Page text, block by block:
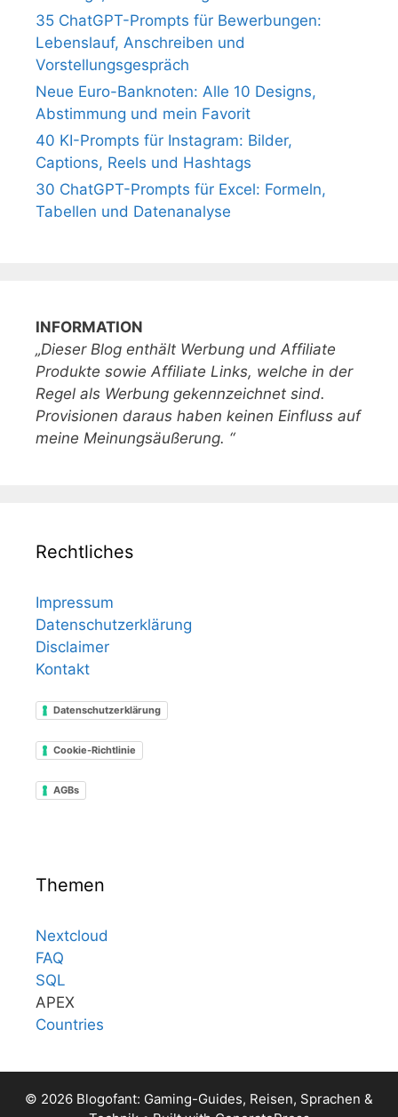
35 ChatGPT-Prompts für Bewerbungen:
Lebenslauf, Anschreiben und
Vorstellungsgespräch
Neue Euro-Banknoten: Alle 10 Designs,
Abstimmung und mein Favorit
40 KI-Prompts für Instagram: Bilder,
Captions, Reels und Hashtags
30 ChatGPT-Prompts für Excel: Formeln,
Tabellen und Datenanalyse
INFORMATION
„Dieser Blog enthält Werbung und Affiliate
Produkte sowie Affiliate Links, welche in der
Regel als Werbung gekennzeichnet sind.
Provisionen daraus haben keinen Einfluss auf
meine Meinungsäußerung. “
Rechtliches
Impressum
Datenschutzerklärung
Disclaimer
Kontakt
Datenschutzerklärung
Cookie-Richtlinie
AGBs
Themen
Nextcloud
FAQ
SQL
APEX
Countries
© 2026 Blogofant: Gaming-Guides, Reisen, Sprachen &